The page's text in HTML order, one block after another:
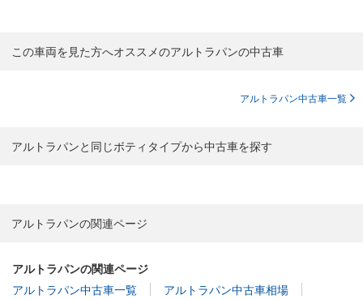
この車両を見た方へオススメのアルトラパンの中古車
アルトラパン中古車一覧
アルトラパンと同じボティタイプから中古車を探す
アルトラパンの関連ページ
アルトラパンの関連ページ
アルトラパン中古車一覧
アルトラパン中古車相場